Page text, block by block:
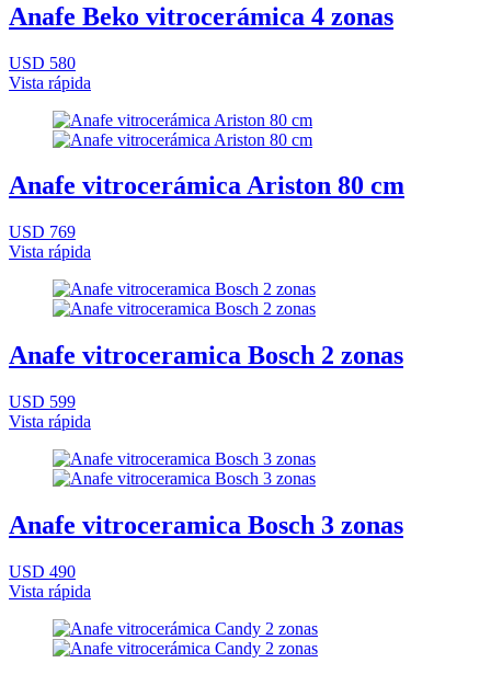
Anafe Beko vitrocerámica 4 zonas
USD 580
Vista rápida
Anafe vitrocerámica Ariston 80 cm
USD 769
Vista rápida
Anafe vitroceramica Bosch 2 zonas
USD 599
Vista rápida
Anafe vitroceramica Bosch 3 zonas
USD 490
Vista rápida